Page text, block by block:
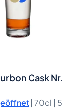
Cask
| 70cl |